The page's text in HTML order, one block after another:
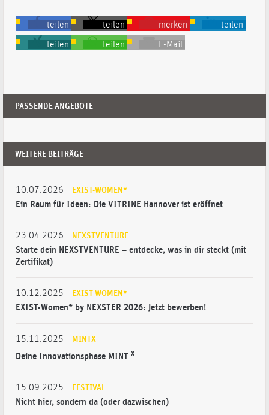
teilen teilen merken teilen
teilen teilen E-Mail
PASSENDE ANGEBOTE
WEITERE BEITRÄGE
10.07.2026 EXIST-WOMEN*
Ein Raum für Ideen: Die VITRINE Hannover ist eröffnet
23.04.2026 NEXSTVENTURE
Starte dein NEXSTVENTURE – entdecke, was in dir steckt (mit
Zertifikat)
10.12.2025 EXIST-WOMEN*
EXIST-Women* by NEXSTER 2026: Jetzt bewerben!
15.11.2025 MINTX
Deine Innovationsphase MINT x
15.09.2025 FESTIVAL
Nicht hier, sondern da (oder dazwischen)